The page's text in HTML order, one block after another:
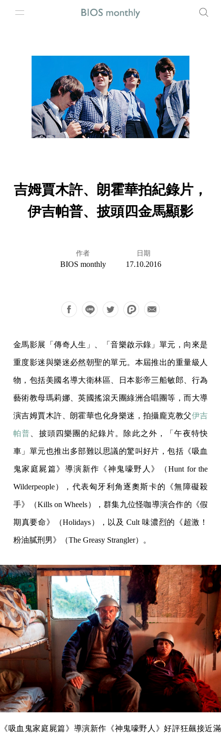
吉姆賈木許、朗霍華拍紀錄片，
伊吉帕普、披頭四金馬顯影
作者
BIOS monthly
日期
17.10.2016
金馬影展「傳奇人生」、「音樂啟示錄」單元，向來是
重度影迷與樂迷必然朝聖的單元。本屆推出的重量級人
物，包括美國名導大衛林區、日本影帝三船敏郎、行為
藝術教母瑪莉娜、英國搖滾天團綠洲合唱團等，而大導
演吉姆賈木許、朗霍華也化身樂迷，拍攝龐克教父伊吉
帕普 、披頭四樂團的紀錄片。除此之外，「午夜特快
車」單元也推出多部難以思議的驚叫好片，包括《吸血
鬼家庭屍篇》導演新作《神鬼嚎野人》（Hunt for the
Wilderpeople），代表匈牙利角逐奧斯卡的《無障礙殺
手》（Kills on Wheels），群集九位怪咖導演合作的《假
期真要命》（Holidays），以及 Cult 味濃烈的《超激！
粉油膩刑男》（The Greasy Strangler）。
《吸血鬼家庭屍篇》導演新作《神鬼嚎野人》好評狂飆接近滿